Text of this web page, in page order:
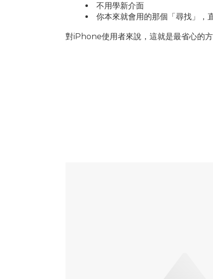
不用學新介面
你本來就會用的那個「尋找」，
對iPhone使用者來說，這就是最省心的方